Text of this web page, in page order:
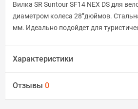
Вилка SR Suntour SF14 NEX DS для
диаметром колеса 28”дюймов.
мм. Идеально подойдет для
Характеристики
Отзывы 0